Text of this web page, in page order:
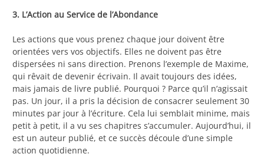
3. L’Action au Service de l’Abondance
Les actions que vous prenez chaque jour doivent être
orientées vers vos objectifs. Elles ne doivent pas être
dispersées ni sans direction. Prenons l’exemple de Maxime,
qui rêvait de devenir écrivain. Il avait toujours des idées,
mais jamais de livre publié. Pourquoi ? Parce qu’il n’agissait
pas. Un jour, il a pris la décision de consacrer seulement 30
minutes par jour à l’écriture. Cela lui semblait minime, mais
petit à petit, il a vu ses chapitres s’accumuler. Aujourd’hui, il
est un auteur publié, et ce succès découle d’une simple
action quotidienne.